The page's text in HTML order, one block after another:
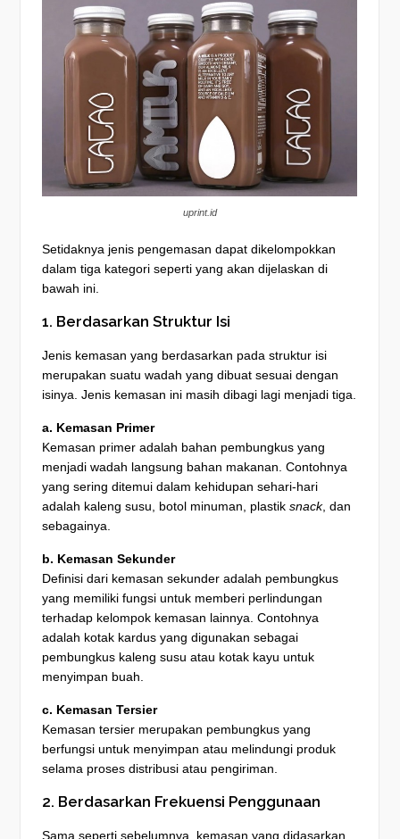
uprint.id
Setidaknya jenis pengemasan dapat dikelompokkan
dalam tiga kategori seperti yang akan dijelaskan di
bawah ini.
1. Berdasarkan Struktur Isi
Jenis kemasan yang berdasarkan pada struktur isi
merupakan suatu wadah yang dibuat sesuai dengan
isinya. Jenis kemasan ini masih dibagi lagi menjadi tiga.
a. Kemasan Primer
Kemasan primer adalah bahan pembungkus yang
menjadi wadah langsung bahan makanan. Contohnya
yang sering ditemui dalam kehidupan sehari-hari
adalah kaleng susu, botol minuman, plastik snack, dan
sebagainya.
b. Kemasan Sekunder
Definisi dari kemasan sekunder adalah pembungkus
yang memiliki fungsi untuk memberi perlindungan
terhadap kelompok kemasan lainnya. Contohnya
adalah kotak kardus yang digunakan sebagai
pembungkus kaleng susu atau kotak kayu untuk
menyimpan buah.
c. Kemasan Tersier
Kemasan tersier merupakan pembungkus yang
berfungsi untuk menyimpan atau melindungi produk
selama proses distribusi atau pengiriman.
2. Berdasarkan Frekuensi Penggunaan
Sama seperti sebelumnya, kemasan yang didasarkan